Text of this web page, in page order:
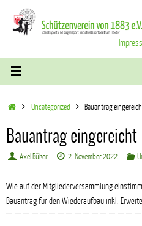
Inhalt
springen
Start Uncategorized Bauantrag
Bauantrag eingereicht
Axel Büker 2. November 2022
Wie auf der Mitgliederversammlung
Bauantrag für den Wiederaufbau inkl.